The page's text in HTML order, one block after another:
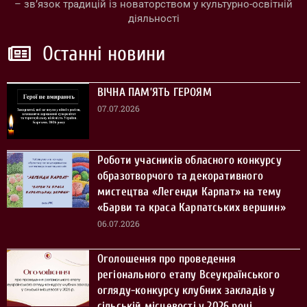
– зв’язок традицій із новаторством у культурно-освітній
діяльності
Останні новини
ВІЧНА ПАМ’ЯТЬ ГЕРОЯМ
07.07.2026
Роботи учасників обласного конкурсу
образотворчого та декоративного
мистецтва «Легенди Карпат» на тему
«Барви та краса Карпатських вершин»
06.07.2026
Оголошення про проведення
регіонального етапу Всеукраїнського
огляду-конкурсу клубних закладів у